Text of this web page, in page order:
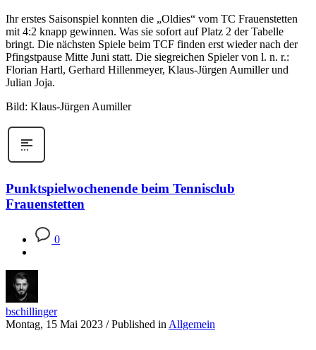
Ihr erstes Saisonspiel konnten die „Oldies“ vom TC Frauenstetten
mit 4:2 knapp gewinnen. Was sie sofort auf Platz 2 der Tabelle
bringt. Die nächsten Spiele beim TCF finden erst wieder nach der
Pfingstpause Mitte Juni statt. Die siegreichen Spieler von l. n. r.:
Florian Hartl, Gerhard Hillenmeyer, Klaus-Jürgen Aumiller und
Julian Joja.
Bild: Klaus-Jürgen Aumiller
Punktspielwochenende beim Tennisclub
Frauenstetten
0
bschillinger
Montag, 15 Mai 2023 / Published in Allgemein